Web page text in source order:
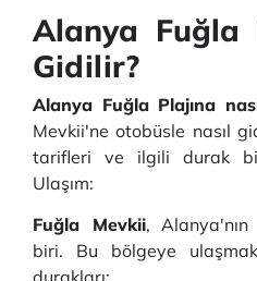
Alanya Fuğla
Gidilir?
Alanya Fuğla Plajına
Mevkii'ne otobüsle nasıl
tarifleri ve ilgili durak
Ulaşım:
Fuğla Mevkii, Alanya'nın
biri. Bu bölgeye
durakları: